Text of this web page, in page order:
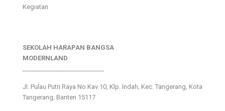
Kegiatan
SEKOLAH HARAPAN BANGSA
MODERNLAND
Jl. Pulau Putri Raya No.Kav 10, Klp. Indah, Kec. Tangerang, Kota
Tangerang, Banten 15117